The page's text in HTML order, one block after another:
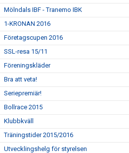
Mölndals IBF - Tranemo IBK
1-KRONAN 2016
Företagscupen 2016
SSL-resa 15/11
Föreningskläder
Bra att veta!
Seriepremiär!
Bollrace 2015
Klubbkväll
Träningstider 2015/2016
Utvecklingshelg för styrelsen